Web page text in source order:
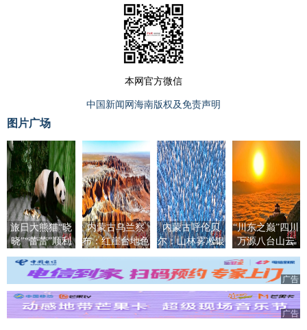
本网官方微信
中国新闻网海南版权及免责声明
图片广场
旅日大熊猫“晓
晓”“蕾蕾”顺利
回国
内蒙古乌兰察
布：红崖台地色
彩浓烈景色壮美
内蒙古呼伦贝
尔：山林雾凇银
装素裹如仙境
“川东之巅”四川
万源八台山云
海、日出、佛
光、雪景同框
广告
广告